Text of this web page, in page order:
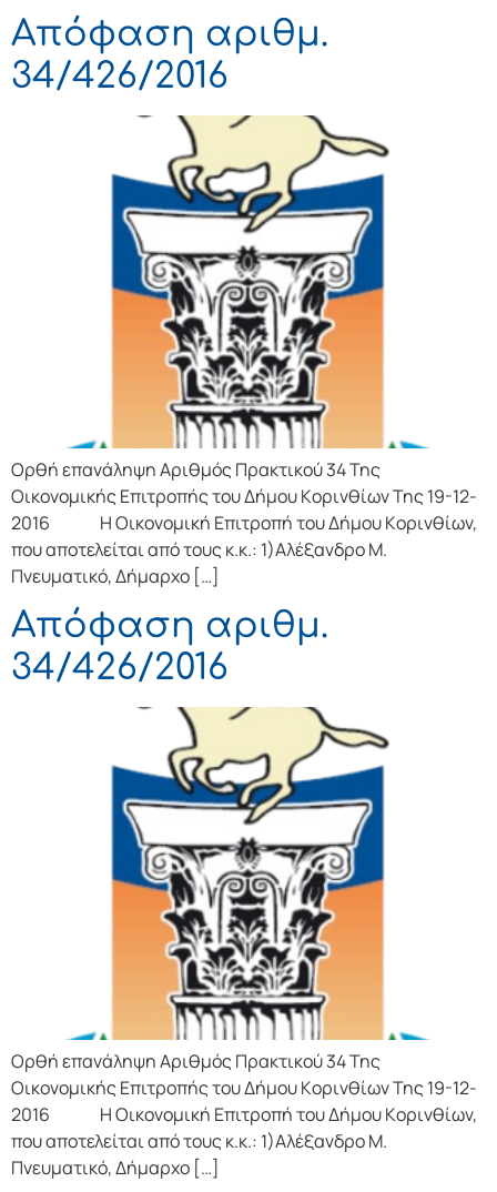
Απόφαση αριθμ.
34/426/2016
Ορθή επανάληψη Αριθμός Πρακτικού 34 Της
Οικονομικής Επιτρoπής τoυ Δήμoυ Κoριvθίωv Της 19-12-
2016 Η Οικονομική Επιτρoπή τoυ Δήμoυ Κoριvθίωv,
πoυ απoτελείται από τoυς κ.κ.: 1)Αλέξανδρο Μ.
Πνευματικό, Δήμαρχo […]
Απόφαση αριθμ.
34/426/2016
Ορθή επανάληψη Αριθμός Πρακτικού 34 Της
Οικονομικής Επιτρoπής τoυ Δήμoυ Κoριvθίωv Της 19-12-
2016 Η Οικονομική Επιτρoπή τoυ Δήμoυ Κoριvθίωv,
πoυ απoτελείται από τoυς κ.κ.: 1)Αλέξανδρο Μ.
Πνευματικό, Δήμαρχo […]